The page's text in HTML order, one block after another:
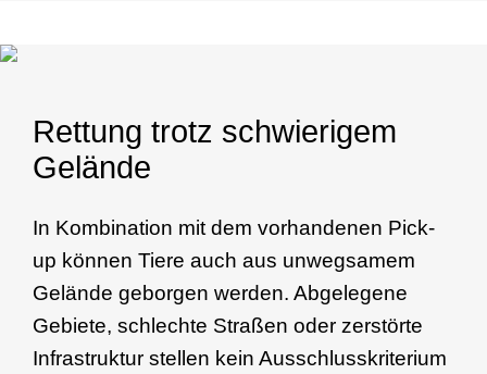
Rettung trotz schwierigem
Gelände
In Kombination mit dem vorhandenen Pick-
up können Tiere auch aus unwegsamem
Gelände geborgen werden. Abgelegene
Gebiete, schlechte Straßen oder zerstörte
Infrastruktur stellen kein Ausschlusskriterium